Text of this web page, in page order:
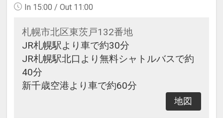
In 15:00 / Out 11:00
札幌市北区東茨戸132番地
JR札幌駅より車で約30分
JR札幌駅北口より無料シャトルバスで約
40分
新千歳空港より車で約60分
地図